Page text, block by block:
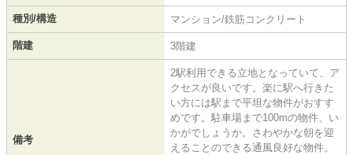
種別/構造 マンション/鉄筋コンクリート
階建 3階建
備考
2駅利用できる立地となっていて、ア
クセスが良いです。楽に駅へ行きた
い方には駅まで平坦な物件がおすす
めです。駐車場まで100mの物件、い
かがでしょうか。さわやかな朝を迎
えることのできる通風良好な物件。